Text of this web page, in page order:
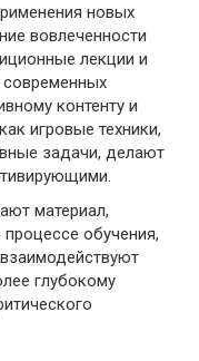
новых
вовлеченности
лекции и
современных
контенту и
игровые техники,
задачи, делают
материал,
обучения,
глубокому